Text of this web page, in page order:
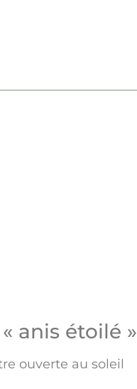
anis étoilé »
ouverte au soleil